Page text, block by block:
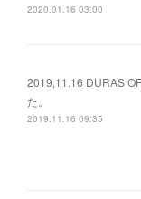
2020.01.16 03:00
2019,11.16 DURAS
た。
2019.11.16 09:35